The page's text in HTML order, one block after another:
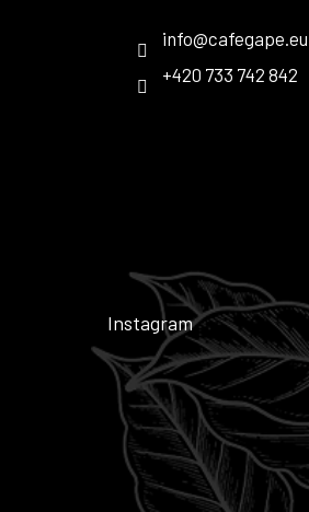
info@cafegape.eu
+420 733 742 842
Instagram